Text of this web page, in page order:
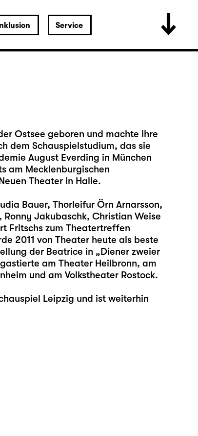
Inklusion Service
Ostsee geboren und machte ihre
dem Schauspielstudium, das sie
August Everding in München
am Mecklenburgischen
Theater in Halle.
Bauer, Thorleifur Örn Arnarsson,
Jakubaschk, Christian Weise
Fritschs zum Theatertreffen
2011 von Theater heute als beste
der Beatrice in „Diener zweier
am Theater Heilbronn, am
und am Volkstheater Rostock.
Leipzig und ist weiterhin